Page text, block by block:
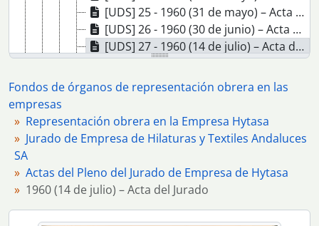
[UDS] 25 - 1960 (31 de mayo) – Acta del Jurado
[UDS] 26 - 1960 (30 de junio) – Acta del Jurado
[UDS] 27 - 1960 (14 de julio) – Acta del Jurado
[UDS] 28 - 1960 (30 de agosto) – Acta del Jurado
[UDS] 29 - 1960 (16 de septiembre) – Acta del Jurado (sesión extraordinaria)
[UDS] 30 - 1960 (23 de septiembre) – Acta del Jurado
[UDS] 31 - 1960 (18 de octubre) – Acta de constitución del nuevo Jurado
[UDS] 32 - 1960 (31 de octubre) – Acta del Jurado
[UDS] 33 - 1960 (22 de noviembre) – Acta del Jurado
[UDS] 34 - 1960 (22 de diciembre) – Acta del Jurado
[UDS] 35 - 1961 (31 de enero) – Acta del Jurado
[UDS] 36 - 1961 (28 de febrero) – Acta del Jurado
Fondos de órganos de representación obrera en las
empresas
Representación obrera en la Empresa Hytasa
Jurado de Empresa de Hilaturas y Textiles Andaluces
SA
Actas del Pleno del Jurado de Empresa de Hytasa
1960 (14 de julio) – Acta del Jurado